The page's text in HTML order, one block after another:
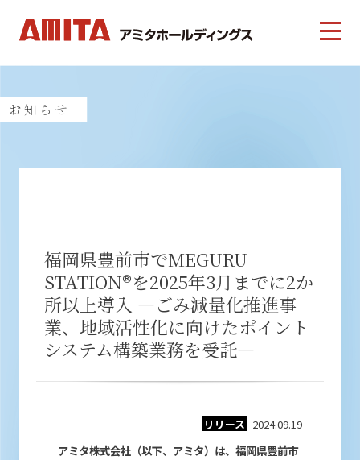
お知らせ
福岡県豊前市でMEGURU
STATION®を2025年3月までに2か
所以上導入 ―ごみ減量化推進事
業、地域活性化に向けたポイント
システム構築業務を受託―
リリース 2024.09.19
アミタ株式会社（以下、アミタ）は、福岡県豊前市